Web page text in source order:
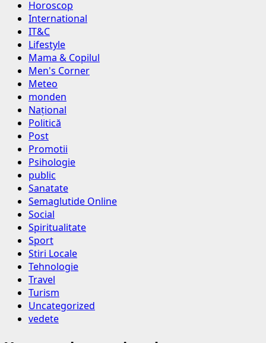
Horoscop
International
IT&C
Lifestyle
Mama & Copilul
Men's Corner
Meteo
monden
Național
Politică
Post
Promotii
Psihologie
public
Sanatate
Semaglutide Online
Social
Spiritualitate
Sport
Stiri Locale
Tehnologie
Travel
Turism
Uncategorized
vedete